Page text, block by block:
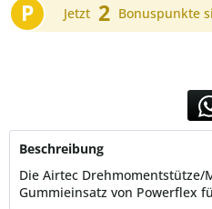
P Jetzt 2 Bonuspunkte
Beschreibung
Die Airtec Drehmomentstütze/
Gummieinsatz von Powerflex